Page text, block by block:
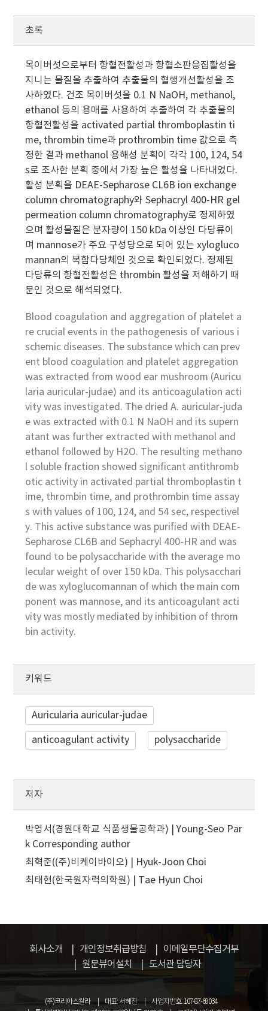
초록
목이버섯으로부터 항혈전활성과 항혈소판응집활성을
지니는 물질을 추출하여 추출물의 혈행개선활성을 조
사하였다. 건조 목이버섯을 0.1 N NaOH, methanol,
ethanol 등의 용매를 사용하여 추출하여 각 추출물의
항혈전활성을 activated partial thromboplastin ti
me, thrombin time과 prothrombin time 값으로 측
정한 결과 methanol 용해성 분획이 각각 100, 124, 54
s로 조사한 분획 중에서 가장 높은 활성을 나타내었다.
활성 분획을 DEAE-Sepharose CL6B ion exchange
column chromatography와 Sephacryl 400-HR gel
permeation column chromatography로 정제하였
으며 활성물질은 분자량이 150 kDa 이상인 다당류이
며 mannose가 주요 구성당으로 되어 있는 xylogluco
mannan의 복합다당체인 것으로 확인되었다. 정제된
다당류의 항혈전활성은 thrombin 활성을 저해하기 때
문인 것으로 해석되었다.
Blood coagulation and aggregation of platelet a
re crucial events in the pathogenesis of various i
schemic diseases. The substance which can prev
ent blood coagulation and platelet aggregation
was extracted from wood ear mushroom (Auricu
laria auricular-judae) and its anticoagulation acti
vity was investigated. The dried A. auricular-juda
e was extracted with 0.1 N NaOH and its supern
atant was further extracted with methanol and
ethanol followed by H2O. The resulting methano
l soluble fraction showed significant antithromb
otic activity in activated partial thromboplastin t
ime, thrombin time, and prothrombin time assay
s with values of 100, 124, and 54 sec, respectivel
y. This active substance was purified with DEAE-
Sepharose CL6B and Sephacryl 400-HR and was
found to be polysaccharide with the average mo
lecular weight of over 150 kDa. This polysacchari
de was xyloglucomannan of which the main com
ponent was mannose, and its anticoagulant acti
vity was mostly mediated by inhibition of throm
bin activity.
키워드
Auricularia auricular-judae
anticoagulant activity polysaccharide
저자
박영서(경원대학교 식품생물공학과) | Young-Seo Par
k Corresponding author
최혁준((주)비케이바이오) | Hyuk-Joon Choi
최태현(한국원자력의학원) | Tae Hyun Choi
회사소개 개인정보취급방침
이메일무단수집거부
원문뷰어설치
도서관 담당자
(주)코리아스칼라 대표: 서혜진
사업자번호: 107-87-69034